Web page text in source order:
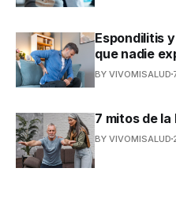
Espondilitis
que nadie
BY VIVOMISALUD
7 mitos de la
BY VIVOMISALUD